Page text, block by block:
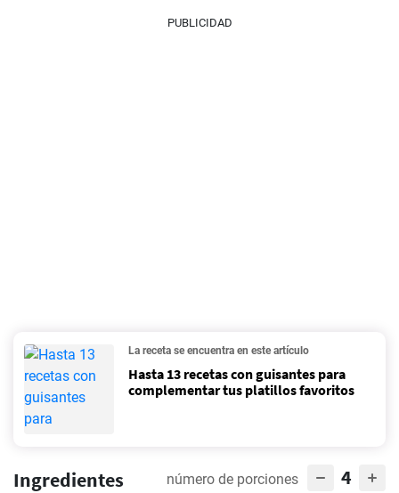
PUBLICIDAD
La receta se encuentra en este artículo
Hasta 13 recetas con guisantes para
complementar tus platillos favoritos
Ingredientes número de porciones 4